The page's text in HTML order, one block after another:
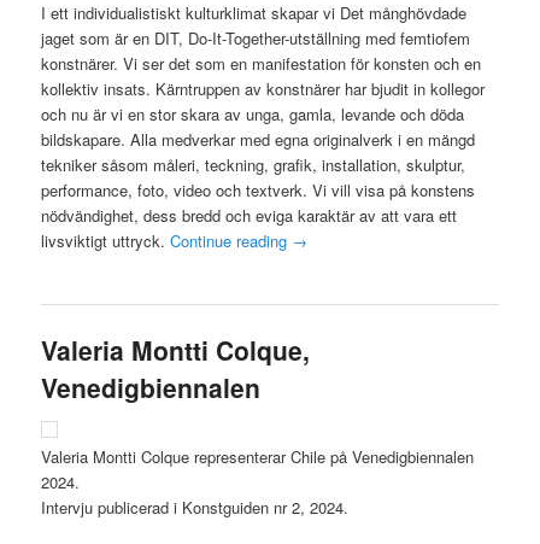
I ett individualistiskt kulturklimat skapar vi Det månghövdade
jaget som är en DIT, Do-It-Together-utställning med femtiofem
konstnärer. Vi ser det som en manifestation för konsten och en
kollektiv insats. Kärntruppen av konstnärer har bjudit in kollegor
och nu är vi en stor skara av unga, gamla, levande och döda
bildskapare. Alla medverkar med egna originalverk i en mängd
tekniker såsom måleri, teckning, grafik, installation, skulptur,
performance, foto, video och textverk. Vi vill visa på konstens
nödvändighet, dess bredd och eviga karaktär av att vara ett
livsviktigt uttryck.Continue reading →
Valeria Montti Colque,
Venedigbiennalen
Valeria Montti Colque representerar Chile på Venedigbiennalen
2024.
Intervju publicerad i Konstguiden nr 2, 2024.